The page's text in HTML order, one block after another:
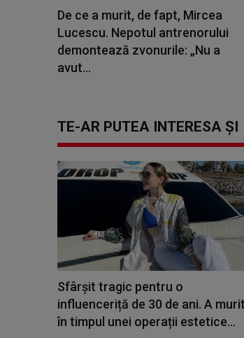
De ce a murit, de fapt, Mircea
Lucescu. Nepotul antrenorului
demontează zvonurile: „Nu a
avut...
TE-AR PUTEA INTERESA ȘI
Sfârșit tragic pentru o
influenceriță de 30 de ani. A murit
în timpul unei operații estetice...